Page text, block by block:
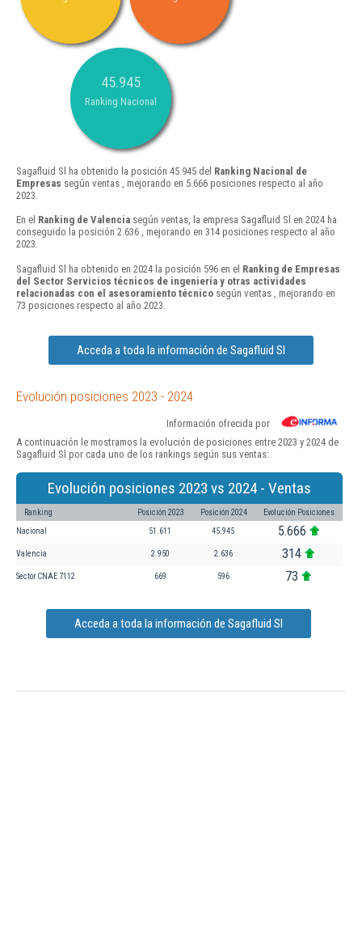
45.945
Ranking Nacional
Sagafluid Sl ha obtenido la posición 45.945 del Ranking Nacional de
Empresas según ventas , mejorando en 5.666 posiciones respecto al año
2023.
En el Ranking de Valencia según ventas, la empresa Sagafluid Sl en 2024 ha
conseguido la posición 2.636 , mejorando en 314 posiciones respecto al año
2023.
Sagafluid Sl ha obtenido en 2024 la posición 596 en el Ranking de Empresas
del Sector Servicios técnicos de ingeniería y otras actividades
relacionadas con el asesoramiento técnico según ventas , mejorando en
73 posiciones respecto al año 2023.
Acceda a toda la información de Sagafluid Sl
Evolución posiciones 2023 - 2024
Información ofrecida por
A continuación le mostramos la evolución de posiciones entre 2023 y 2024 de
Sagafluid Sl por cada uno de los rankings según sus ventas:
Evolución posiciones 2023 vs 2024 - Ventas
Ranking Posición 2023 Posición 2024 Evolución Posiciones
Nacional 51.611 45.945 5.666
Valencia 2.950 2.636 314
Sector CNAE 7112 669 596 73
Acceda a toda la información de Sagafluid Sl